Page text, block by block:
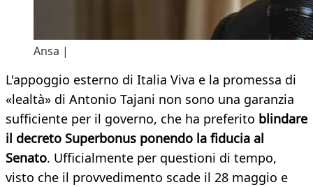
Ansa |
L'appoggio esterno di Italia Viva e la promessa di
«lealtà» di Antonio Tajani non sono una garanzia
sufficiente per il governo, che ha preferito blindare
il decreto Superbonus ponendo la fiducia al
Senato. Ufficialmente per questioni di tempo,
visto che il provvedimento scade il 28 maggio e